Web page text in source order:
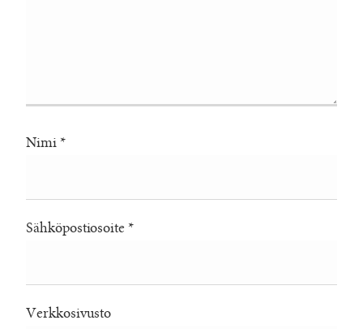
Nimi *
Sähköpostiosoite *
Verkkosivusto